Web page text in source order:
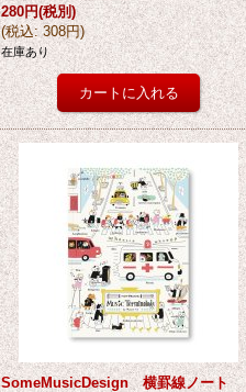
280円(税別)
(税込: 308円)
在庫あり
SomeMusicDesign 横罫線ノート